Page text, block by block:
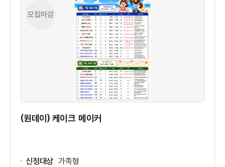
모집마감
(원데이) 케이크 메이커
신청대상 가족형